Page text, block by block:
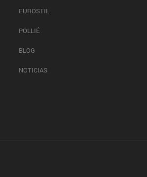
EUROSTIL
POLLIÉ
BLOG
NOTICIAS